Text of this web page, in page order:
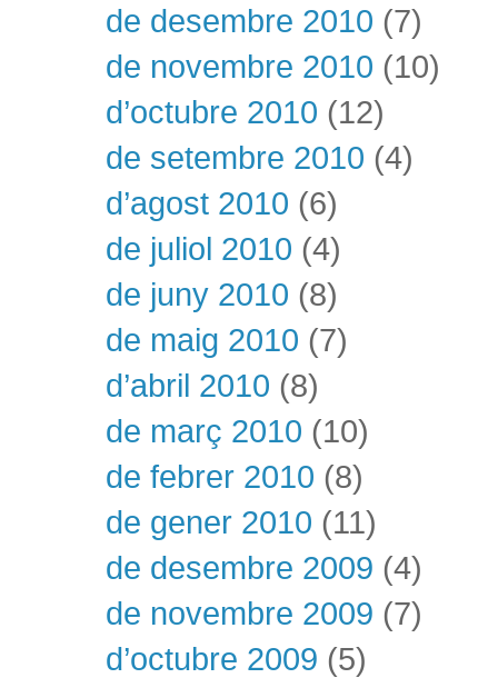
de desembre 2010 (7)
de novembre 2010 (10)
d’octubre 2010 (12)
de setembre 2010 (4)
d’agost 2010 (6)
de juliol 2010 (4)
de juny 2010 (8)
de maig 2010 (7)
d’abril 2010 (8)
de març 2010 (10)
de febrer 2010 (8)
de gener 2010 (11)
de desembre 2009 (4)
de novembre 2009 (7)
d’octubre 2009 (5)